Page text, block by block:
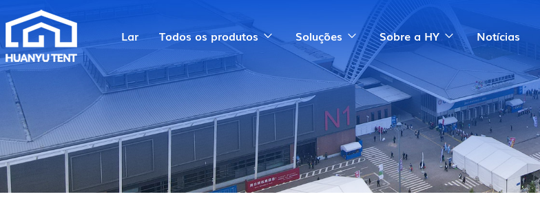
Lar Todos os produtos Soluções Sobre a HY Notícias